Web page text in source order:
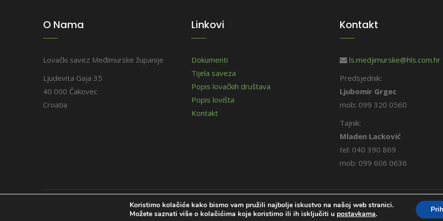
O Nama
Lovački savez Međimurske županije
Ljudevita Gaja 35
40 000 Čakovec
Croatia
Linkovi
Dokumenti
Tijela saveza
Popis lovačkih društava
Popis lovišta
Kontakt
Kontakt
ls.medjimurske@hls.com.hr
Predsjednik:
Ljubomir Grgec
mob: 099 320 0560
Tajnik:
Mladen Lacković
tel: 040 390 869
mob: 099 606 0636
© 2026. Međimurski lovci. Sva prava pridržana.Koristimo kolačiće kako bismo vam pružili najbolje iskustvo na našoj web stranici.
Možete saznati više o kolačićima koje koristimo ili ih isključiti u postavkama.